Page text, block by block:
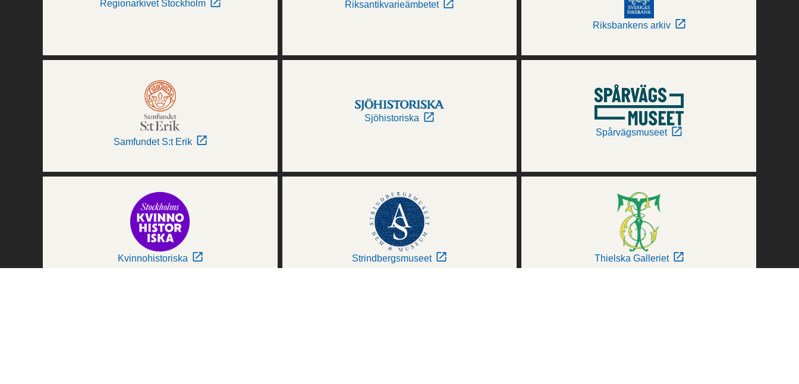
Regionarkivet Stockholm Riksantikvarieämbetet
Riksbankens arkiv
Samfundet S:t Erik
Sjöhistoriska
Spårvägsmuseet
Kvinnohistoriska Strindbergsmuseet Thielska Galleriet